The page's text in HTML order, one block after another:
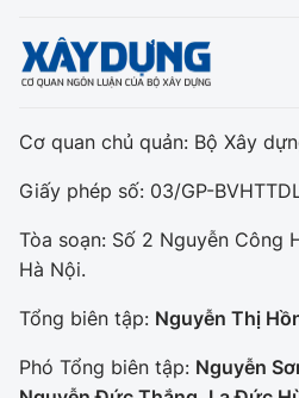
Cơ quan chủ quản: Bộ Xây
Giấy phép số: 03/GP-
Tòa soạn: Số 2 Nguyễn Công
Hà Nội.
Tổng biên tập: Nguyễn Thị
Phó Tổng biên tập: Nguyễn